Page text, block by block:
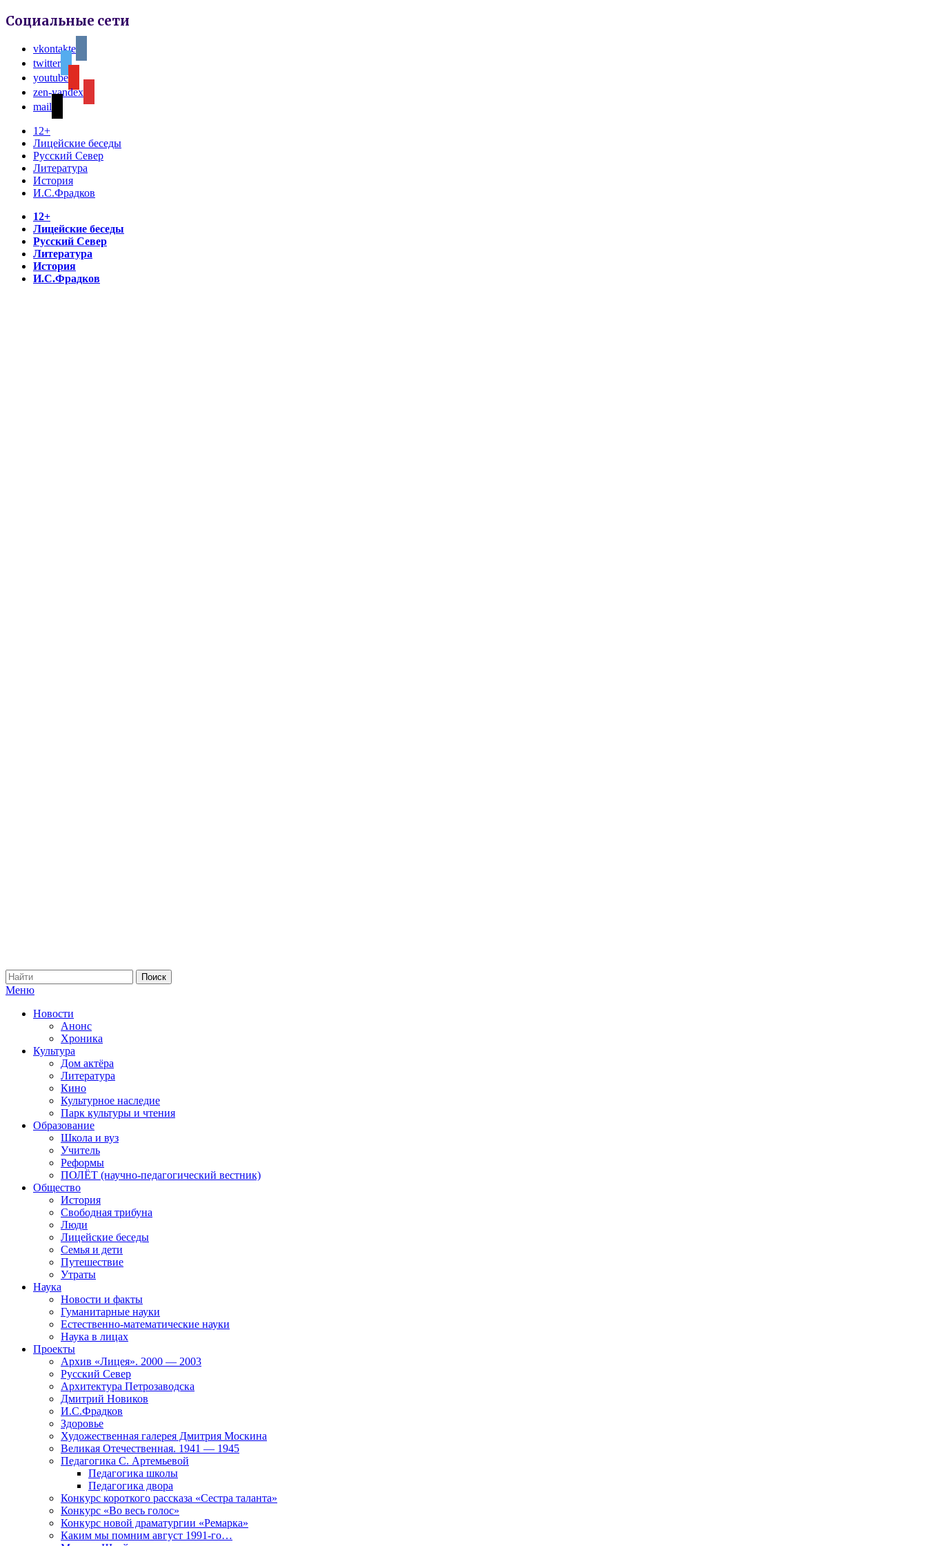
Социальные сети
vkontakte
twitter
youtube
zen-yandex
mail
12+
Лицейские беседы
Русский Север
Литература
История
И.С.Фрадков
12+
Лицейские беседы
Русский Север
Литература
История
И.С.Фрадков
Меню
Новости
Анонс
Хроника
Культура
Дом актёра
Литература
Кино
Культурное наследие
Парк культуры и чтения
Образование
Школа и вуз
Учитель
Реформы
ПОЛЁТ (научно-педагогический вестник)
Общество
История
Свободная трибуна
Люди
Лицейские беседы
Семья и дети
Путешествие
Утраты
Наука
Новости и факты
Гуманитарные науки
Естественно-математические науки
Наука в лицах
Проекты
Архив «Лицея». 2000 — 2003
Русский Север
Архитектура Петрозаводска
Дмитрий Новиков
И.С.Фрадков
Здоровье
Художественная галерея Дмитрия Москина
Великая Отечественная. 1941 — 1945
Педагогика С. Артемьевой
Педагогика школы
Педагогика двора
Конкурс короткого рассказа «Сестра таланта»
Конкурс «Во весь голос»
Конкурс новой драматургии «Ремарка»
Каким мы помним август 1991-го…